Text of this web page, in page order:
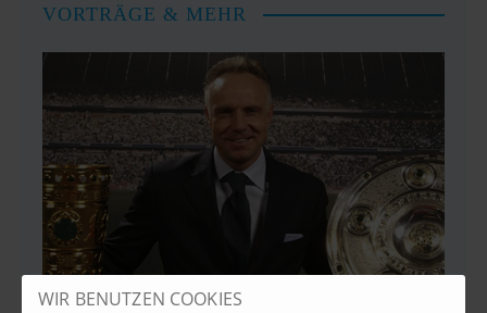
VORTRÄGE & MEHR
WIR BENUTZEN COOKIES